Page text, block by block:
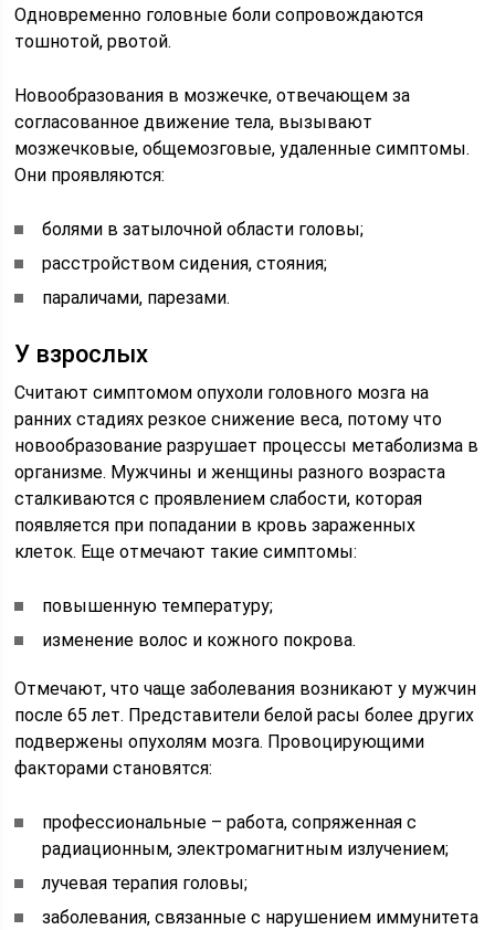
Одновременно головные боли сопровождаются
тошнотой, рвотой.
Новообразования в мозжечке, отвечающем за
согласованное движение тела, вызывают
мозжечковые, общемозговые, удаленные симптомы.
Они проявляются:
болями в затылочной области головы;
расстройством сидения, стояния;
параличами, парезами.
У взрослых
Считают симптомом опухоли головного мозга на
ранних стадиях резкое снижение веса, потому что
новообразование разрушает процессы метаболизма в
организме. Мужчины и женщины разного возраста
сталкиваются с проявлением слабости, которая
появляется при попадании в кровь зараженных
клеток. Еще отмечают такие симптомы:
повышенную температуру;
изменение волос и кожного покрова.
Отмечают, что чаще заболевания возникают у мужчин
после 65 лет. Представители белой расы более других
подвержены опухолям мозга. Провоцирующими
факторами становятся:
профессиональные – работа, сопряженная с
радиационным, электромагнитным излучением;
лучевая терапия головы;
заболевания, связанные с нарушением иммунитета